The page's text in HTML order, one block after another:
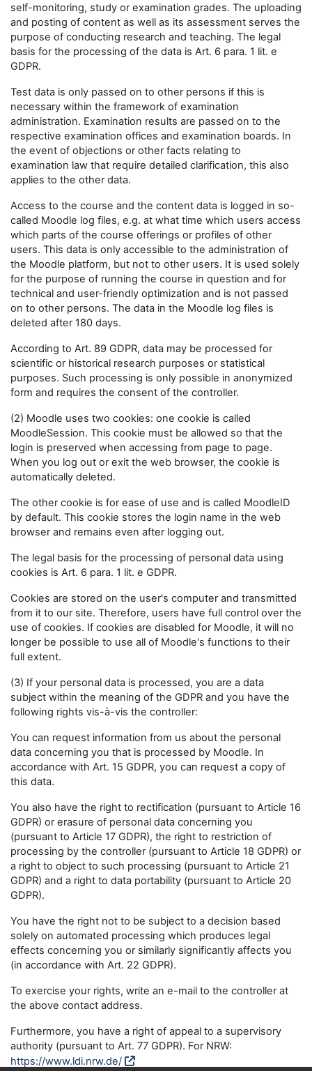
self-monitoring, study or examination grades. The uploading
and posting of content as well as its assessment serves the
purpose of conducting research and teaching. The legal
basis for the processing of the data is Art. 6 para. 1 lit. e
GDPR.
Test data is only passed on to other persons if this is
necessary within the framework of examination
administration. Examination results are passed on to the
respective examination offices and examination boards. In
the event of objections or other facts relating to
examination law that require detailed clarification, this also
applies to the other data.
Access to the course and the content data is logged in so-
called Moodle log files, e.g. at what time which users access
which parts of the course offerings or profiles of other
users. This data is only accessible to the administration of
the Moodle platform, but not to other users. It is used solely
for the purpose of running the course in question and for
technical and user-friendly optimization and is not passed
on to other persons. The data in the Moodle log files is
deleted after 180 days.
According to Art. 89 GDPR, data may be processed for
scientific or historical research purposes or statistical
purposes. Such processing is only possible in anonymized
form and requires the consent of the controller.
(2) Moodle uses two cookies: one cookie is called
MoodleSession. This cookie must be allowed so that the
login is preserved when accessing from page to page.
When you log out or exit the web browser, the cookie is
automatically deleted.
The other cookie is for ease of use and is called MoodleID
by default. This cookie stores the login name in the web
browser and remains even after logging out.
The legal basis for the processing of personal data using
cookies is Art. 6 para. 1 lit. e GDPR.
Cookies are stored on the user's computer and transmitted
from it to our site. Therefore, users have full control over the
use of cookies. If cookies are disabled for Moodle, it will no
longer be possible to use all of Moodle's functions to their
full extent.
(3) If your personal data is processed, you are a data
subject within the meaning of the GDPR and you have the
following rights vis-à-vis the controller:
You can request information from us about the personal
data concerning you that is processed by Moodle. In
accordance with Art. 15 GDPR, you can request a copy of
this data.
You also have the right to rectification (pursuant to Article 16
GDPR) or erasure of personal data concerning you
(pursuant to Article 17 GDPR), the right to restriction of
processing by the controller (pursuant to Article 18 GDPR) or
a right to object to such processing (pursuant to Article 21
GDPR) and a right to data portability (pursuant to Article 20
GDPR).
You have the right not to be subject to a decision based
solely on automated processing which produces legal
effects concerning you or similarly significantly affects you
(in accordance with Art. 22 GDPR).
To exercise your rights, write an e-mail to the controller at
the above contact address.
Furthermore, you have a right of appeal to a supervisory
authority (pursuant to Art. 77 GDPR). For NRW:
https://www.ldi.nrw.de/